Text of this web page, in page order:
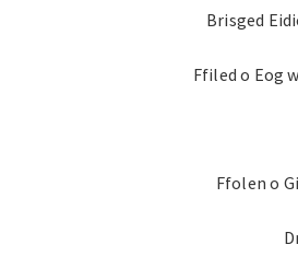
Brisged
Ffiled o Eog
Ffolen o